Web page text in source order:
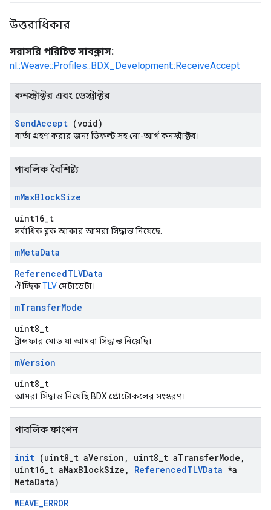
উত্তরাধিকার
সরাসরি পরিচিত সাবক্লাস:
nl::Weave::Profiles::BDX_Development::ReceiveAccept
কনস্ট্রাক্টর এবং ডেস্ট্রাক্টর
SendAccept (void)
বার্তা গ্রহণ করার জন্য ডিফল্ট সহ নো-আর্গ কনস্ট্রাক্টর।
পাবলিক বৈশিষ্ট্য
mMaxBlockSize
uint16_t
সর্বাধিক ব্লক আকার আমরা সিদ্ধান্ত নিয়েছে.
mMetaData
ReferencedTLVData
ঐচ্ছিকTLVমেটাডেটা।
mTransferMode
uint8_t
ট্রান্সফার মোড যা আমরা সিদ্ধান্ত নিয়েছি।
mVersion
uint8_t
আমরা সিদ্ধান্ত নিয়েছি BDX প্রোটোকলের সংস্করণ।
পাবলিক ফাংশন
init (uint8 t aVersion , uint8 t aTransferMode ,
uint16 t aMaxBlockSize , ReferencedTLVData *a
MetaData)
WEAVE_ERROR